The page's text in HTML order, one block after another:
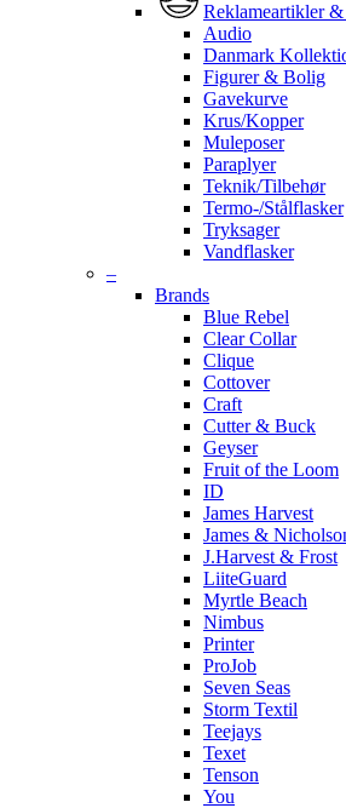
Reklameartikler
Audio
Danmark
Figurer & Bolig
Gavekurve
Krus/Kopper
Muleposer
Paraplyer
Teknik/Tilbehør
Termo-/Stålflasker
Tryksager
Vandflasker
–
Brands
Blue Rebel
Clear Collar
Clique
Cottover
Craft
Cutter & Buck
Geyser
Fruit of the Loom
ID
James Harvest
James &
J.Harvest & Frost
LiiteGuard
Myrtle Beach
Nimbus
Printer
ProJob
Seven Seas
Storm Textil
Teejays
Texet
Tenson
You